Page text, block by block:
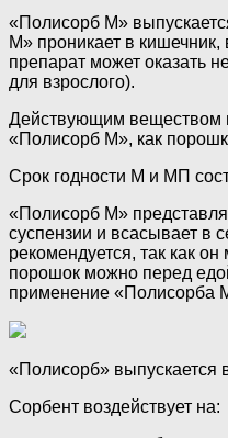
«Полисорб М»
М» проникает в
препарат может оказать
для взрослого).
Действующим веществом
«Полисорб М», как
Срок годности М и МП
«Полисорб М»
суспензии и всасывает в
рекомендуется, так как
порошок можно перед
применение «Полисорба
«Полисорб»
Сорбент воздействует на: